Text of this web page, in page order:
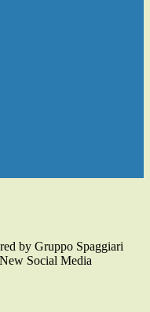
by Gruppo Spaggiari
Social Media